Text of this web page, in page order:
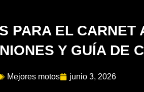
PARA EL CARNET
Y GUÍA DE
Mejores motos junio 3, 2026